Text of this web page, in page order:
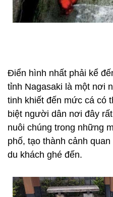
Điển hình nhất phải kể
tỉnh Nagasaki là một nơi
tinh khiết đến mức cá có
biệt người dân nơi đây
nuôi chúng trong những
phố, tạo thành cảnh
du khách ghé đến.